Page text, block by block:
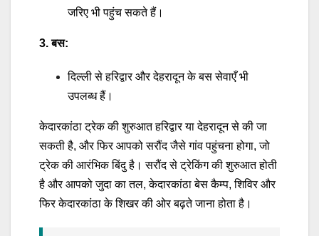
जरिए भी पहुंच सकते हैं।
3. बस:
दिल्ली से हरिद्वार और देहरादून के बस सेवाएँ भी
उपलब्ध हैं।
केदारकांठा ट्रेक की शुरुआत हरिद्वार या देहरादून से की जा
सकती है, और फिर आपको सरौंद जैसे गांव पहुंचना होगा, जो
ट्रेक की आरंभिक बिंदु है। सरौंद से ट्रेकिंग की शुरुआत होती
है और आपको जुदा का तल, केदारकांठा बेस कैम्प, शिविर और
फिर केदारकांठा के शिखर की ओर बढ़ते जाना होता है।